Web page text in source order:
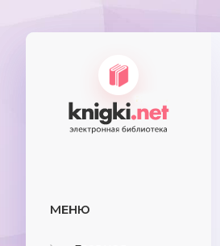
МЕНЮ